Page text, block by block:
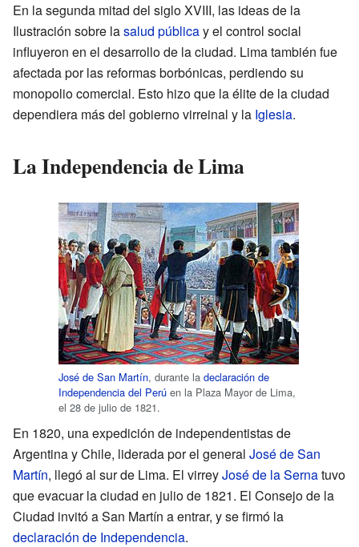
En la segunda mitad del siglo XVIII, las ideas de la
Ilustración sobre lasalud públicay el control social
influyeron en el desarrollo de la ciudad. Lima también fue
afectada por las reformas borbónicas, perdiendo su
monopolio comercial. Esto hizo que la élite de la ciudad
dependiera más del gobierno virreinal y la Iglesia.
La Independencia de Lima
José de San Martín, durante la declaración de
Independencia del Perú en la Plaza Mayor de Lima,
el 28 de julio de 1821.
En 1820, una expedición de independentistas de
Argentina y Chile, liderada por el general José de San
Martín, llegó al sur de Lima. El virreyJosé de la Sernatuvo
que evacuar la ciudad en julio de 1821. El Consejo de la
Ciudad invitó a San Martín a entrar, y se firmó la
declaración de Independencia.